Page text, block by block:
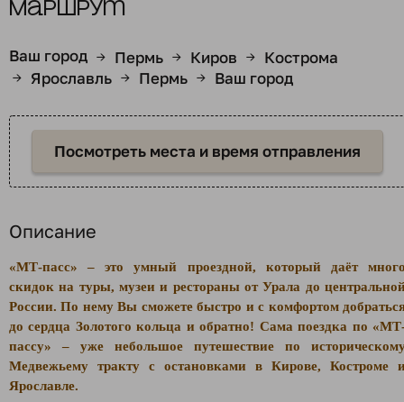
Маршрут
Ваш город → Пермь → Киров → Кострома
→ Ярославль → Пермь → Ваш город
Посмотреть места и время отправления
Описание
«МТ-пасс» – это умный проездной, который даёт
скидок на туры, музеи и рестораны от Урала до
России. По нему Вы сможете быстро и с комфортом
до сердца Золотого кольца и обратно! Сама поездка по «
пассу» – уже небольшое путешествие по
Медвежьему тракту с остановками в Кирове, Костроме
Ярославле.